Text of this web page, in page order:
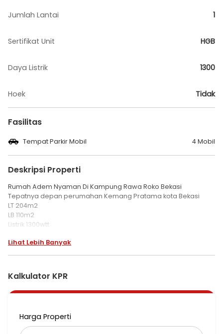
Jumlah Lantai 1
Sertifikat Unit HGB
Daya Listrik 1300
Hoek Tidak
Fasilitas
Tempat Parkir Mobil 4 Mobil
Deskripsi Properti
Rumah Adem Nyaman Di Kampung Rawa Roko Bekasi
Tepatnya depan perumahan Kemang Pratama kota Bekasi
LT 204m2
LB 110m2
Listrik 1300wtt
KM 2
Garasi mobil muat 4unit
CCTV 2titik
Ruang cuci pakaian dan jemuran dibelakang
Harga 1.2M nego
List Ulien M2
Lihat Lebih Banyak
Kalkulator KPR
Harga Properti